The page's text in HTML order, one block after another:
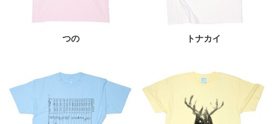
つの トナカイ